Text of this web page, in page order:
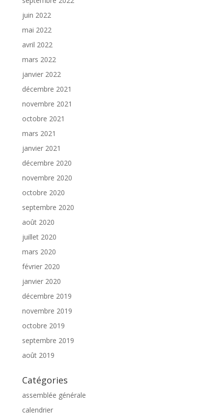
juin 2022
mai 2022
avril 2022
mars 2022
janvier 2022
décembre 2021
novembre 2021
octobre 2021
mars 2021
janvier 2021
décembre 2020
novembre 2020
octobre 2020
septembre 2020
août 2020
juillet 2020
mars 2020
février 2020
janvier 2020
décembre 2019
novembre 2019
octobre 2019
septembre 2019
août 2019
Catégories
assemblée générale
calendrier